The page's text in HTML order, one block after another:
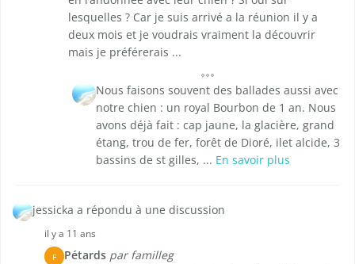
lesquelles ? Car je suis arrivé a la réunion il y a
deux mois et je voudrais vraiment la découvrir
mais je préférerais ...
Nous faisons souvent des ballades aussi avec
notre chien : un royal Bourbon de 1 an. Nous
avons déjà fait : cap jaune, la glacière, grand
étang, trou de fer, forêt de Dioré, ilet alcide, 3
bassins de st gilles, ... En savoir plus
jessicka a répondu à une discussion
il y a 11 ans
F Pétards par familleg